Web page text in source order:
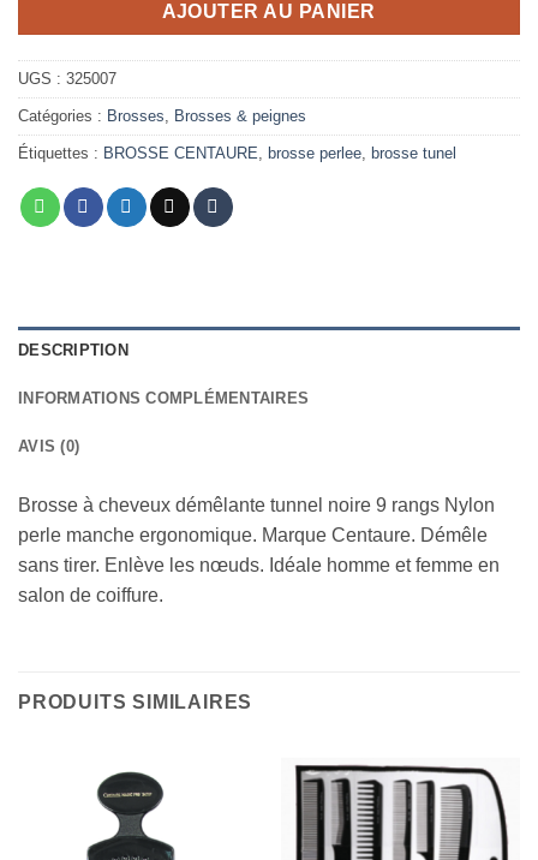
AJOUTER AU PANIER
UGS : 325007
Catégories : Brosses Brosses & peignes
Étiquettes : BROSSE CENTAURE brosse perlee brosse tunel
DESCRIPTION
INFORMATIONS COMPLÉMENTAIRES
AVIS (0)
Brosse à cheveux démêlante tunnel noire 9 rangs Nylon
perle manche ergonomique. Marque Centaure. Démêle
sans tirer. Enlève les nœuds. Idéale homme et femme en
salon de coiffure.
PRODUITS SIMILAIRES